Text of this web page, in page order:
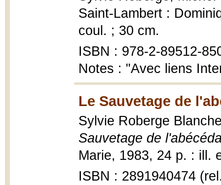
Saint-Lambert :
coul. ; 30 cm.
ISBN : 978-2-89512-
Notes : "Avec liens
Le Sauvetage de
Sylvie Roberge
Sauvetage de
Marie, 1983, 24 p. : ill.
ISBN : 2891940474